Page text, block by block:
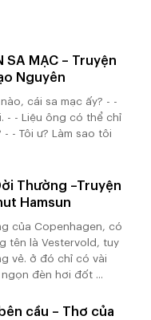
SA MẠC – Truyện
Nguyên
cái sa mạc ấy? - -
- - Liệu ông có thể chỉ
- Tôi ư? Làm sao tôi
Thường –Truyện
Hamsun
của Copenhagen, có
tên là Vestervold, tuy
vẻ. ở đó chỉ có vài
đèn hơi đốt ...
cầu – Thơ của